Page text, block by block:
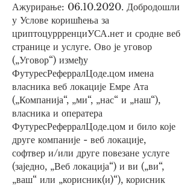
Ажурирање: 06.10.2020. Добродошли
у Услове коришћења за
цриптоцуррренциУСА.нет и сродне веб
странице и услуге. Ово је уговор
(„Уговор“) између
ФутуресРеферралЦоде.цом имена
власника веб локације Емре Ата
(„Компанија“, „ми“, „нас“ и „наш“),
власника и оператера
ФутуресРеферралЦоде.цом и било које
друге компаније - веб локације,
софтвер и/или друге повезане услуге
(заједно, „Веб локација“) и ви („ви“,
„ваш“ или „корисник(и)“), корисник